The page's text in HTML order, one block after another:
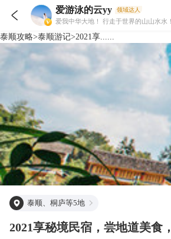
 爱游泳的云yy 领域达人
爱我中华大地！ 行走于世界的山山水水！
泰顺攻略>泰顺游记>2021享......
泰顺、桐庐等5地
2021享秘境民宿，尝地道美食